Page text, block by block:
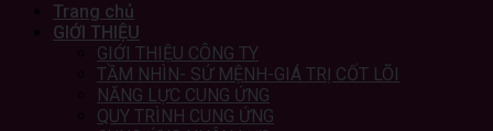
Trang chủ
GIỚI THIỆU
GIỚI THIỆU CÔNG TY
TẦM NHÌN- SỨ MỆNH-GIÁ TRỊ CỐT LÕI
NĂNG LỰC CUNG ỨNG
QUY TRÌNH CUNG ỨNG